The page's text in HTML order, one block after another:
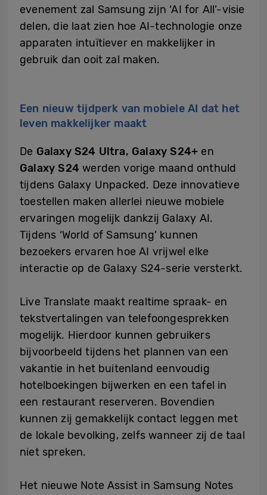
evenement zal Samsung zijn ‘AI for All’-visie
delen, die laat zien hoe AI-technologie onze
apparaten intuïtiever en makkelijker in
gebruik dan ooit zal maken.
Een nieuw tijdperk van mobiele AI dat het
leven makkelijker maakt
De Galaxy S24 Ultra, Galaxy S24+ en
Galaxy S24werden vorige maand onthuld
tijdens Galaxy Unpacked. Deze innovatieve
toestellen maken allerlei nieuwe mobiele
ervaringen mogelijk dankzij Galaxy AI.
Tijdens ‘World of Samsung’ kunnen
bezoekers ervaren hoe AI vrijwel elke
interactie op de Galaxy S24-serie versterkt.
Live Translate maakt realtime spraak- en
tekstvertalingen van telefoongesprekken
mogelijk. Hierdoor kunnen gebruikers
bijvoorbeeld tijdens het plannen van een
vakantie in het buitenland eenvoudig
hotelboekingen bijwerken en een tafel in
een restaurant reserveren. Bovendien
kunnen zij gemakkelijk contact leggen met
de lokale bevolking, zelfs wanneer zij de taal
niet spreken.
Het nieuwe Note Assist in Samsung Notes